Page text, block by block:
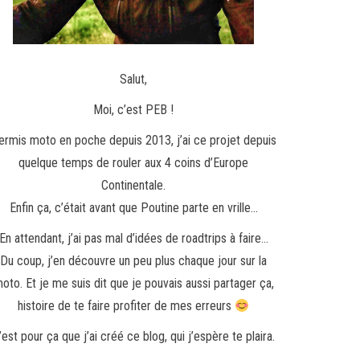
Salut,
Moi, c’est PEB !
moto en poche depuis 2013, j’ai ce projet depuis
quelque temps de rouler aux 4 coins d’Europe
Continentale.
Enfin ça, c’était avant que Poutine parte en vrille…
En attendant, j’ai pas mal d’idées de roadtrips à faire…
Du coup, j’en découvre un peu plus chaque jour sur la
Et je me suis dit que je pouvais aussi partager ça,
histoire de te faire profiter de mes erreurs
pour ça que j’ai créé ce blog, qui j’espère te plaira.